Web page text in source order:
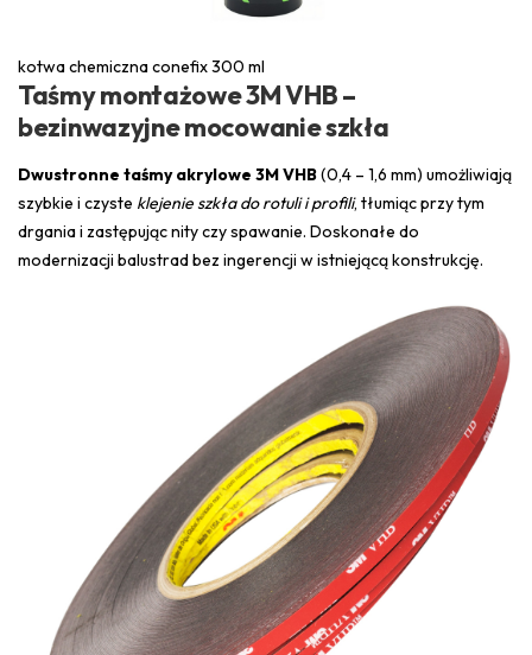
kotwa chemiczna conefix 300 ml
Taśmy montażowe 3M VHB –
bezinwazyjne mocowanie szkła
Dwustronne taśmy akrylowe 3M VHB(0,4 – 1,6 mm) umożliwiają
szybkie i czyste klejenie szkła do rotuli i profili, tłumiąc przy tym
drgania i zastępując nity czy spawanie. Doskonałe do
modernizacji balustrad bez ingerencji w istniejącą konstrukcję.